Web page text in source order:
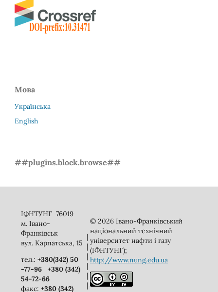
Мова
Українська
English
##plugins.block.browse##
ІФНТУНГ 76019
м. Івано-
Франківськ
вул. Карпатська, 15
тел.: +380(342) 50
-77-96
+380 (342)
54-72-66
факс: +380 (342)
|
|
|
|
|
|
© 2026 Івано-Франківський
національний технічний
університет нафти і газу
(ІФНТУНГ);
http://www.nung.edu.ua